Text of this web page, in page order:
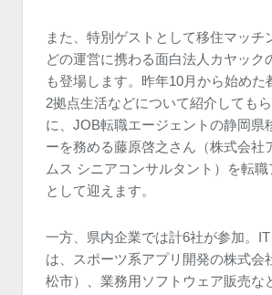
また、特別ゲストとして移住マッチ
どの運営に携わる面白法人カヤック
も登場します。昨年10月から始めた
2拠点生活などについて紹介しても
に、JOB転職エージェントの静岡県
ーを務める藤原啓之さん（株式会社
ムス シニアコンサルタント）を転
として迎えます。
一方、県内企業では計6社が参加。
は、スポーツ系アプリ開発の株式会
松市）、業務用ソフトウェア販売な